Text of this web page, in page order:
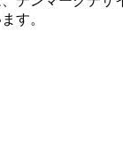
す。